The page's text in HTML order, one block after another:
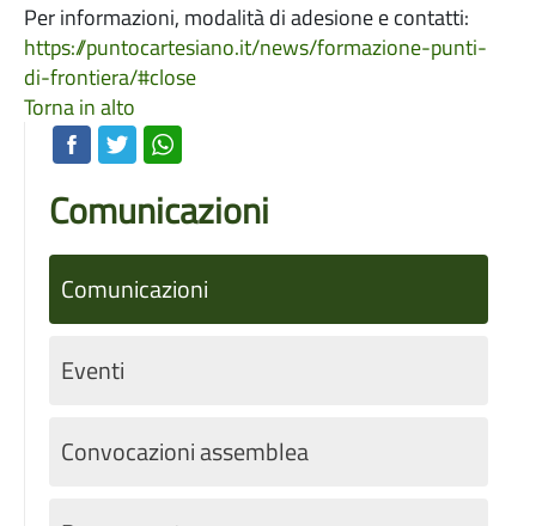
Per informazioni, modalità di adesione e contatti:
https://puntocartesiano.it/news/formazione-punti-
di-frontiera/#close
Torna in alto
Comunicazioni
Comunicazioni
Eventi
Convocazioni assemblea